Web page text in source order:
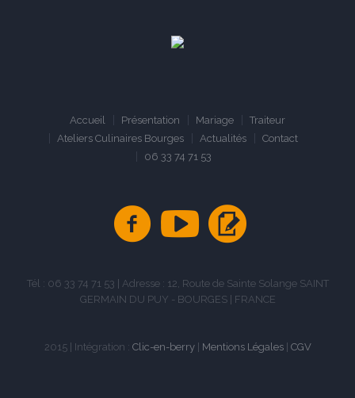
Accueil Présentation Mariage
Traiteur
Ateliers Culinaires Bourges
Actualités
Contact
06 33 74 71 53
Tél : 06 33 74 71 53 | Adresse : 12, Route de Sainte Solange SAINT
GERMAIN DU PUY - BOURGES | FRANCE
2015 | Intégration : Clic-en-berry| Mentions Légales| CGV